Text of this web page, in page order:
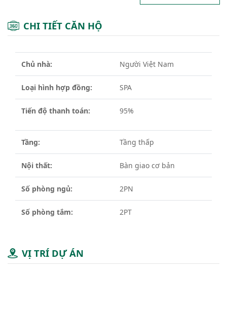
CHI TIẾT CĂN HỘ
Chủ nhà: Người Việt Nam
Loại hình hợp đồng: SPA
Tiến độ thanh toán: 95%
Tầng: Tầng thấp
Nội thất: Bàn giao cơ bản
Số phòng ngủ: 2PN
Số phòng tắm: 2PT
VỊ TRÍ DỰ ÁN